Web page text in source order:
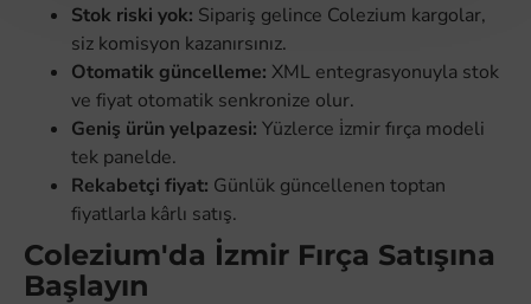
Stok riski yok: Sipariş gelince Colezium kargolar,
siz komisyon kazanırsınız.
Otomatik güncelleme: XML entegrasyonuyla stok
ve fiyat otomatik senkronize olur.
Geniş ürün yelpazesi: Yüzlerce i̇zmir fırça modeli
tek panelde.
Rekabetçi fiyat: Günlük güncellenen toptan
fiyatlarla kârlı satış.
Colezium'da İzmir Fırça Satışına
Başlayın